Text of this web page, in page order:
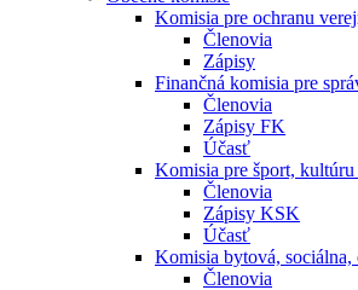
Komisia pre ochranu
Členovia
Zápisy
Finančná komisia pre
Členovia
Zápisy FK
Účasť
Komisia pre šport, kultúru
Členovia
Zápisy KSK
Účasť
Komisia bytová, sociálna,
Členovia